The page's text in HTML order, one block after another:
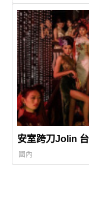
安室跨刀Jolin
國內